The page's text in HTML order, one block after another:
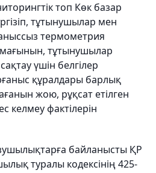
топ Көк базар
тұтынушылар мен
термометрия
тұтынушылар
үшін белгілер
құралдары барлық
жою, рұқсат етілген
келмеу фактілерін
байланысты ҚР
туралы кодексінің 425-